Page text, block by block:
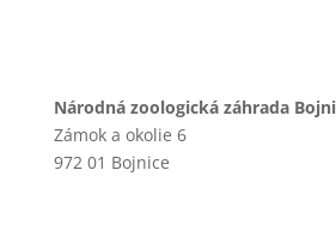
Národná zoologická záhrada
Zámok a okolie 6
972 01 Bojnice